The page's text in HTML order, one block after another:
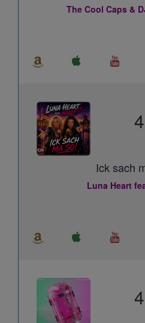
The Cool Caps &
Ick sach
Luna Heart